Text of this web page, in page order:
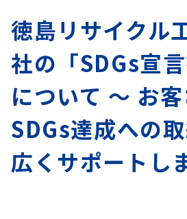
徳島リサイクル
社の「SDGs宣
について ～ お
SDGs達成への
広くサポートし